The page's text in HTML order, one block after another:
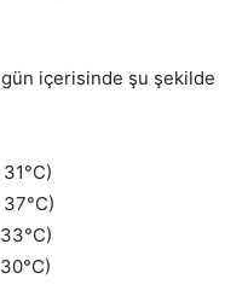
içerisinde şu şekilde